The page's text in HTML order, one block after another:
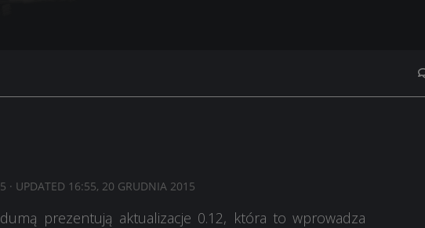
· UPDATED 16:55, 20 GRUDNIA 2015
prezentują aktualizacje 0.12, która to wprowadza